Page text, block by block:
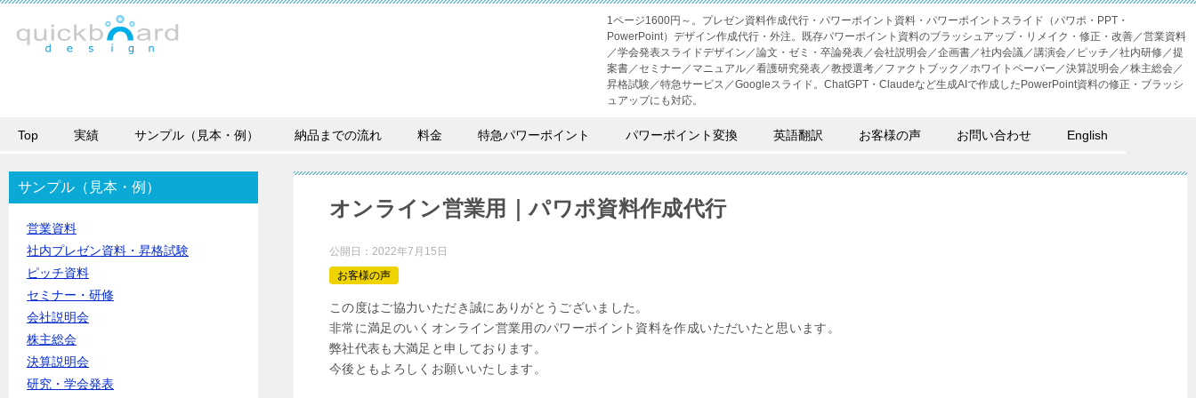
1ページ1600円～。プレゼン資料作成代行・パワーポイント資料・パワーポイントスライド（パワポ・PPT・
PowerPoint）デザイン作成代行・外注。既存パワーポイント資料のブラッシュアップ・リメイク・修正・改善／営業資料
／学会発表スライドデザイン／論文・ゼミ・卒論発表／会社説明会／企画書／社内会議／講演会／ピッチ／社内研修／提
案書／セミナー／マニュアル／看護研究発表／教授選考／ファクトブック／ホワイトペーパー／決算説明会／株主総会／
昇格試験／特急サービス／Googleスライド。ChatGPT・Claudeなど生成AIで作成したPowerPoint資料の修正・ブラッシ
ュアップにも対応。
Top 実績 サンプル（見本・例） 納品までの流れ 料金 特急パワーポイント パワーポイント変換 英語翻訳 お客様の声 お問い合わせ English
オンライン営業用｜パワポ資料作成代行
公開日： 2022年7月15日
お客様の声
この度はご協力いただき誠にありがとうございました。
非常に満足のいくオンライン営業用のパワーポイント資料を作成いただいたと思います。
弊社代表も大満足と申しております。
今後ともよろしくお願いいたします。
サンプル（見本・例）
営業資料
社内プレゼン資料・昇格試験
ピッチ資料
セミナー・研修
会社説明会
株主総会
決算説明会
研究・学会発表